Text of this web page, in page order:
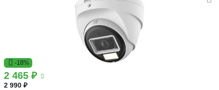
-18%
2 465 ₽
2 990 ₽